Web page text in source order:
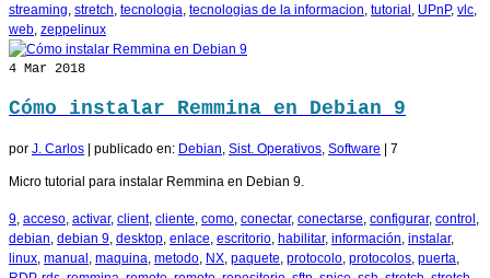
streaming, stretch, tecnologia, tecnologias de la informacion, tutorial , UPnP, vlc,
web, zeppelinux
4 Mar 2018
Cómo instalar Remmina en Debian 9
por J. Carlos publicado en: Debian, Sist. Operativos, Software 7
Micro tutorial para instalar Remmina en Debian 9.
9, acceso, activar, client, cliente, como, conectar, conectarse, configurar, control ,
debian, debian 9, desktop, enlace, escritorio, habilitar, información, instalar,
linux, manual , maquina, metodo, NX, paquete, protocolo, protocolos, puerta,